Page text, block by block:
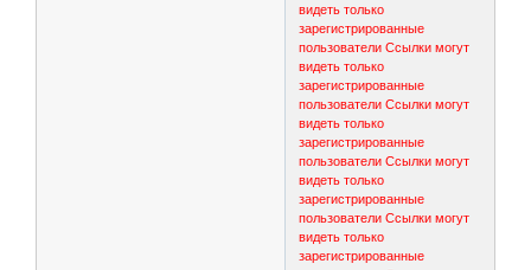
видеть только
зарегистрированные
пользователи Ссылки могут
видеть только
зарегистрированные
пользователи Ссылки могут
видеть только
зарегистрированные
пользователи Ссылки могут
видеть только
зарегистрированные
пользователи Ссылки могут
видеть только
зарегистрированные